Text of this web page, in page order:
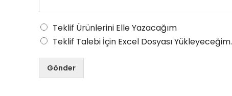
Teklif Ürünlerini Elle Yazacağım
Teklif Talebi İçin Excel Dosyası Yükleyeceğim.
Gönder